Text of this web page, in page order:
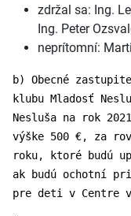
zdržal sa: Ing.
Ing. Peter
neprítomní:
b) Obecné
klubu Mladosť
Nesluša na rok
výške 500 €, za
roku, ktoré budú
ak budú ochotní
pre deti v Centre